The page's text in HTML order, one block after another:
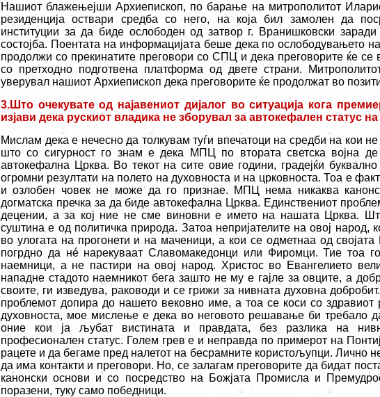
Нашиот блажењејши Архиепископ, по барање на митрополитот
резиденција оствари средба со него, на која бил замолен да
институции за да биде ослободен од затвор г. Вранишковски заради
состојба. Поентата на информацијата беше дека по ослободувањето
продолжи со прекинатите преговори со СПЦ и дека преговорите ќе се
со претходно подготвена платформа од двете страни.
уверувал нашиот Архиепископ дека преговорите ќе продолжат во
3.Што очекувате од најавениот дијалог во ситуација кога
изјави дека рускиот владика не зборувал за автокефален статус
Мислам дека е нечесно да толкувам туѓи впечатоци на средби на кои
што со сигурност го знам е дека МПЦ по втората светска војна де
автокефална Црква. Во текот на сите овие години, градејќи
огромни резултати на полето на духовноста и на црковноста. Тоа е
и озлобен човек не може да го признае. МПЦ нема никаква
догматска пречка за да биде автокефална Црква. Единствениот
децении, а за кој ние не сме виновни е името на нашата Црква.
суштина е од политичка природа. Затоа непријателите на овој народ,
во улогата на прогонети и на маченици, а кои се одметнаа од
погрдно да нé нарекуваат Славомакедонци или Фиромци. Тие тоа
наемници, а не пастири на овој народ. Христос во Евангелието
нападне стадото наемникот бега зашто не му е гајле за овците, а
своите, ги изведува, раководи и се грижи за нивната духовна
проблемот допира до нашето вековно име, а тоа се коси со
духовноста, мое мислење е дека во неговото решавање би требало
оние кои ја љубат вистината и правдата, без разлика на
професионален статус. Голем грев е и неправда по примерот на
рацете и да бегаме пред налетот на бесрамните користољупци. Лично
да има контакти и преговори. Но, се залагам преговорите да бидат
канонски основи и со посредство на Божјата Промисла и
поразени, туку само победници.